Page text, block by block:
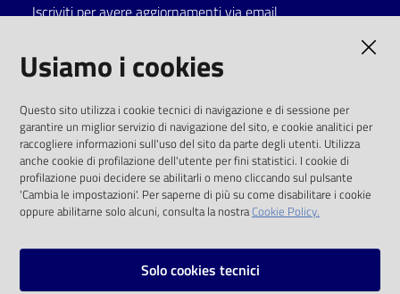
Iscriviti per avere aggiornamenti via email
solo alle condizioni previste dalla direttiva
comunitaria 2003/98/CE e dal d.lgs. 36/2006
SOCIAL
Instagram
Usiamo i cookies
Questo sito utilizza i cookie tecnici di navigazione e di sessione per
garantire un miglior servizio di navigazione del sito, e cookie analitici per
raccogliere informazioni sull'uso del sito da parte degli utenti. Utilizza
anche cookie di profilazione dell'utente per fini statistici. I cookie di
profilazione puoi decidere se abilitarli o meno cliccando sul pulsante
'Cambia le impostazioni'. Per saperne di più su come disabilitare i cookie
oppure abilitarne solo alcuni, consulta la nostraCookie Policy.
Solo cookies tecnici